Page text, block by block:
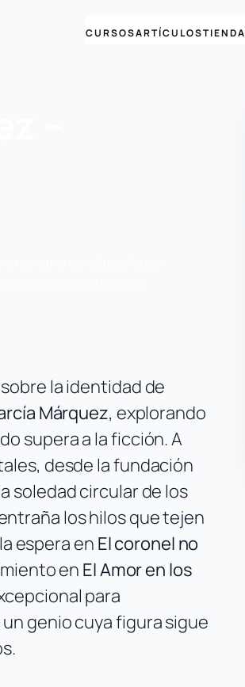
CURSOSARTÍCULOSTIENDA
la identidad de
Márquez, explorando
supera a la ficción. A
desde la fundación
soledad circular de los
los hilos que tejen
espera en El coronel no
enEl Amor en los
para
genio cuya figura sigue